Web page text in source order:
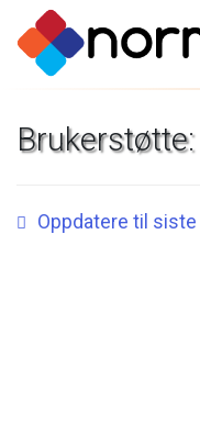
Brukerstøtte:
Oppdatere til siste